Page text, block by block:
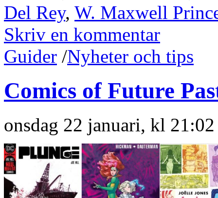
Del Rey, W. Maxwell
Skriv en kommentar
Guider /Nyheter och tips
Comics of Future
onsdag 22 januari, kl